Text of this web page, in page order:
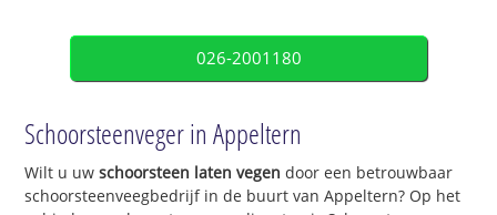
026-2001180
Schoorsteenveger in Appeltern
Wilt u uwschoorsteen laten vegen door een betrouwbaar
schoorsteenveegbedrijf in de buurt van Appeltern? Op het